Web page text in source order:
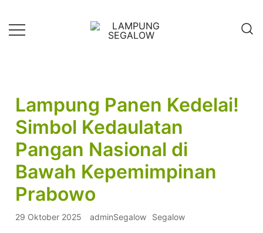
ke
konten
Lampung Panen Kedelai!
Simbol Kedaulatan
Pangan Nasional di
Bawah Kepemimpinan
Prabowo
29 Oktober 2025 adminSegalow Segalow